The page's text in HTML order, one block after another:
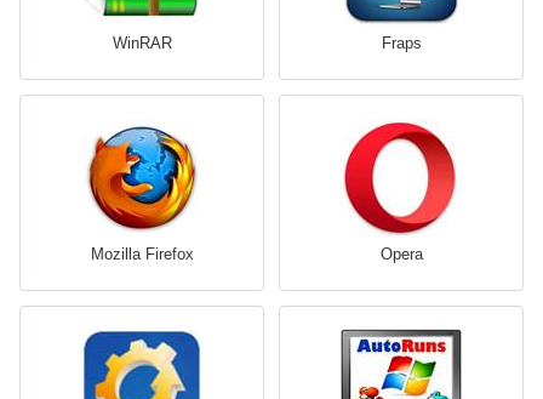
WinRAR Fraps
Mozilla Firefox Opera